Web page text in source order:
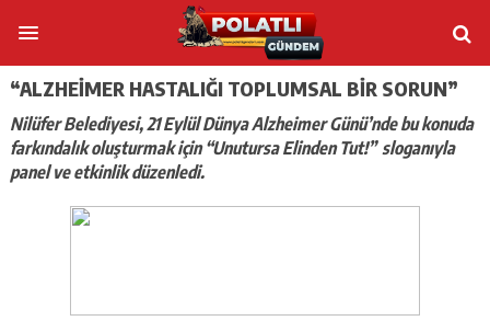
“ALZHEIMER HASTALIĞI TOPLUMSAL BIR SORUN”
Nilüfer Belediyesi, 21 Eylül Dünya Alzheimer Günü’nde bu konuda
farkındalık oluşturmak için “Unutursa Elinden Tut!” sloganıyla
panel ve etkinlik düzenledi.